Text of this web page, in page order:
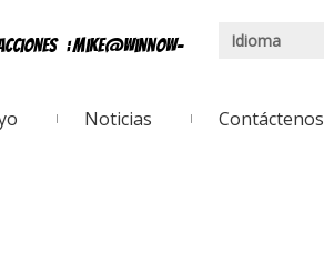
:mike@winnow-
Idioma
Noticias Contáctenos